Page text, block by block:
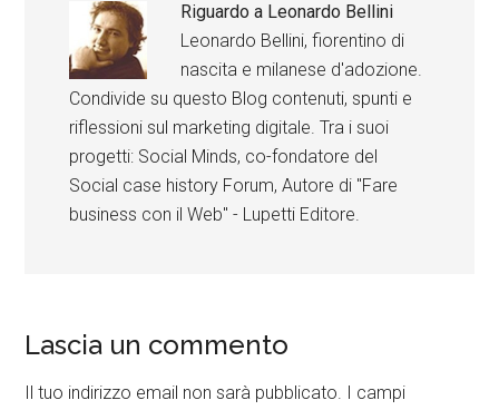
Riguardo a Leonardo Bellini
Leonardo Bellini, fiorentino di
nascita e milanese d'adozione.
Condivide su questo Blog contenuti, spunti e
riflessioni sul marketing digitale. Tra i suoi
progetti: Social Minds, co-fondatore del
Social case history Forum, Autore di "Fare
business con il Web" - Lupetti Editore.
Lascia un commento
Il tuo indirizzo email non sarà pubblicato. I campi